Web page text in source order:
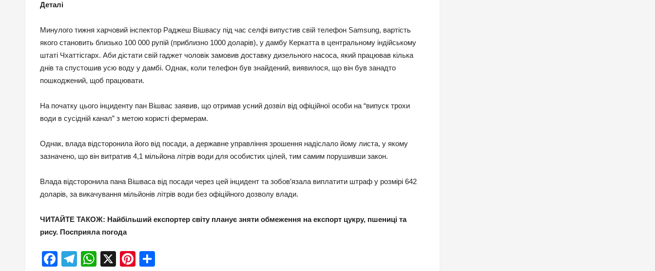
Деталі
Минулого тижня харчовий інспектор Раджеш Вішвасу під час селфі випустив свій телефон Samsung, вартість
якого становить близько 100 000 рупій (приблизно 1000 доларів), у дамбу Керкатта в центральному індійському
штаті Чхаттісгарх. Аби дістати свій гаджет чоловік замовив доставку дизельного насоса, який працював кілька
днів та спустошив усю воду у дамбі. Однак, коли телефон був знайдений, виявилося, що він був занадто
пошкоджений, щоб працювати.
На початку цього інциденту пан Вішвас заявив, що отримав усний дозвіл від офіційної особи на “випуск трохи
води в сусідній канал” з метою користі фермерам.
Однак, влада відсторонила його від посади, а державне управління зрошення надіслало йому листа, у якому
зазначено, що він витратив 4,1 мільйона літрів води для особистих цілей, тим самим порушивши закон.
Влада відсторонила пана Вішваса від посади через цей інцидент та зобов’язала виплатити штраф у розмірі 642
доларів, за викачування мільйонів літрів води без офіційного дозволу влади.
ЧИТАЙТЕ ТАКОЖ: Найбільший експортер світу планує зняти обмеження на експорт цукру, пшениці та
рису. Посприяла погода
Facebook
Telegram
WhatsApp
X Pinterest